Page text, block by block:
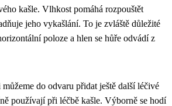
kašle. Vlhkost pomáhá rozpouštět
jeho vykašlání. To je zvláště důležité
poloze a hlen se hůře odvádí z
do odvaru přidat ještě další léčivé
používají při léčbě kašle. Výborně se hodí